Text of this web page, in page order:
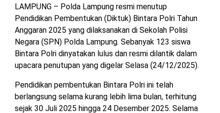
LAMPUNG
UTARA
MESUJI
BARAT
TULANG
LAMTENG
DPRD
LAMBAR
DPRD
LAMTIM
DPRD
LAMPUNG
LAMPUNG – Polda Lampung resmi menutup
Pendidikan Pembentukan (Diktuk) Bintara Polri Tahun
Anggaran 2025 yang dilaksanakan di Sekolah Polisi
Negara (SPN) Polda Lampung. Sebanyak 123 siswa
Bintara Polri dinyatakan lulus dan resmi dilantik dalam
upacara penutupan yang digelar Selasa (24/12/2025).
Pendidikan pembentukan Bintara Polri ini telah
berlangsung selama kurang lebih lima bulan, terhitung
sejak 30 Juli 2025 hingga 24 Desember 2025. Selama